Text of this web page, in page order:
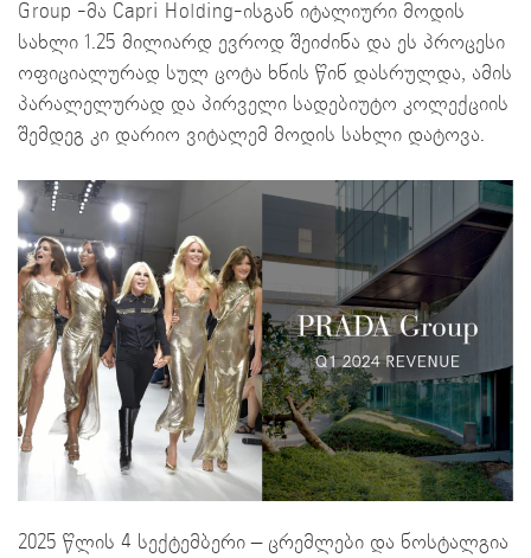
Group -მა Capri Holding-ისგან იტალიური მოდის
სახლი 1.25 მილიარდ ევროდ შეიძინა და ეს პროცესი
ოფიციალურად სულ ცოტა ხნის წინ დასრულდა, ამის
პარალელურად და პირველი სადებიუტო კოლექციის
შემდეგ კი დარიო ვიტალემ მოდის სახლი დატოვა.
2025 წლის 4 სექტემბერი – ცრემლები და ნოსტალგია